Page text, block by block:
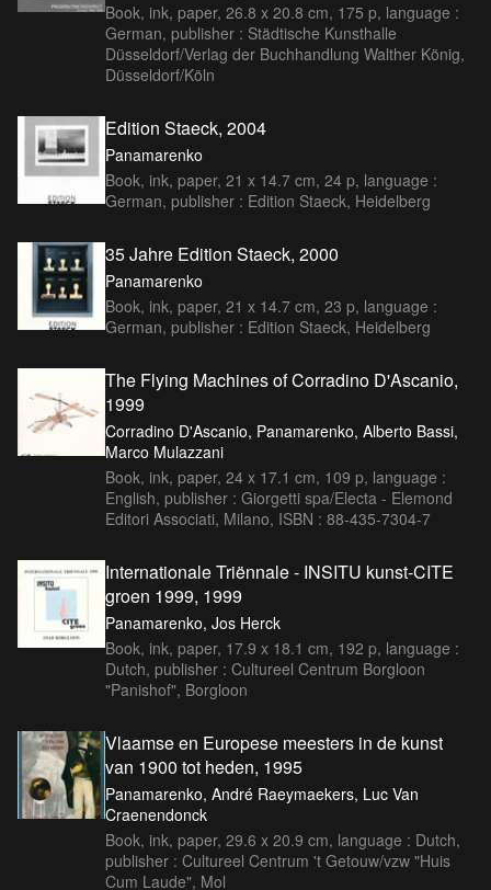
Book, ink, paper, 26.8 x 20.8 cm, 175 p, language :
German, publisher : Städtische Kunsthalle
Düsseldorf/Verlag der Buchhandlung Walther König,
Düsseldorf/Köln
Edition Staeck, 2004
Panamarenko
Book, ink, paper, 21 x 14.7 cm, 24 p, language :
German, publisher : Edition Staeck, Heidelberg
35 Jahre Edition Staeck, 2000
Panamarenko
Book, ink, paper, 21 x 14.7 cm, 23 p, language :
German, publisher : Edition Staeck, Heidelberg
The Flying Machines of Corradino D'Ascanio,
1999
Corradino D'Ascanio, Panamarenko, Alberto Bassi,
Marco Mulazzani
Book, ink, paper, 24 x 17.1 cm, 109 p, language :
English, publisher : Giorgetti spa/Electa - Elemond
Editori Associati, Milano, ISBN : 88-435-7304-7
Internationale Triënnale - INSITU kunst-CITE
groen 1999, 1999
Panamarenko, Jos Herck
Book, ink, paper, 17.9 x 18.1 cm, 192 p, language :
Dutch, publisher : Cultureel Centrum Borgloon
"Panishof", Borgloon
Vlaamse en Europese meesters in de kunst
van 1900 tot heden, 1995
Panamarenko, André Raeymaekers, Luc Van
Craenendonck
Book, ink, paper, 29.6 x 20.9 cm, language : Dutch,
publisher : Cultureel Centrum 't Getouw/vzw "Huis
Cum Laude", Mol